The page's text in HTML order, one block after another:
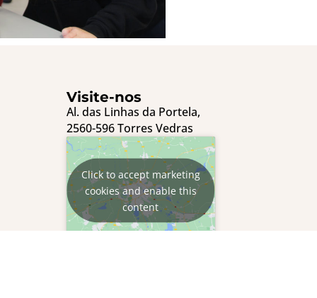
Visite-nos
Al. das Linhas da Portela,
2560-596 Torres Vedras
Click to accept marketing
cookies and enable this
content